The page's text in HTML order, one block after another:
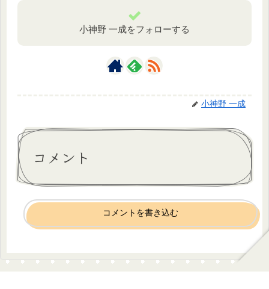
小神野 一成をフォローする
小神野 一成
コメント
コメントを書き込む